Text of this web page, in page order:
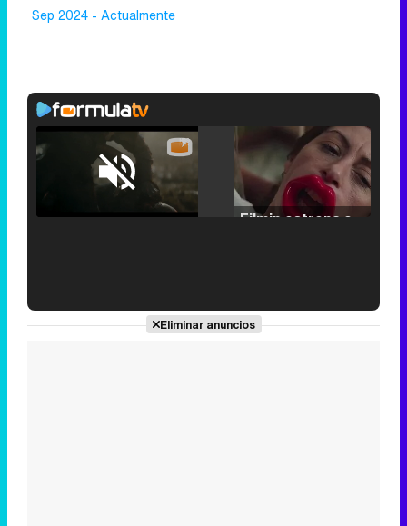
Sep 2024 - Actualmente
Unmute /
'120 Minutos' celebra sus 2.000 programas en Telemadrid con un vídeo del día a día en la redacción
Eliminar anuncios